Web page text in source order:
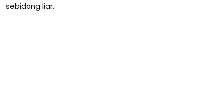
sebidang liar.